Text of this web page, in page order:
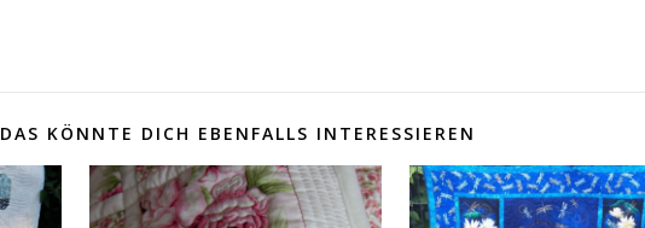
DAS KÖNNTE DICH EBENFALLS INTERESSIEREN